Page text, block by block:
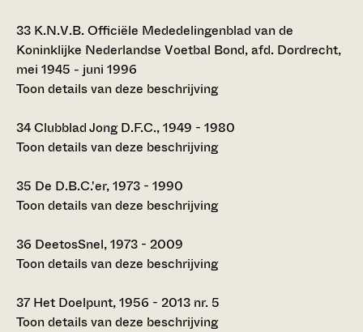
33 K.N.V.B. Officiële Mededelingenblad van de
Koninklijke Nederlandse Voetbal Bond, afd. Dordrecht,
mei 1945 - juni 1996
Toon details van deze beschrijving
34Clubblad Jong D.F.C., 1949 - 1980
Toon details van deze beschrijving
35 De D.B.C.'er, 1973 - 1990
Toon details van deze beschrijving
36 DeetosSnel, 1973 - 2009
Toon details van deze beschrijving
37 Het Doelpunt, 1956 - 2013 nr. 5
Toon details van deze beschrijving